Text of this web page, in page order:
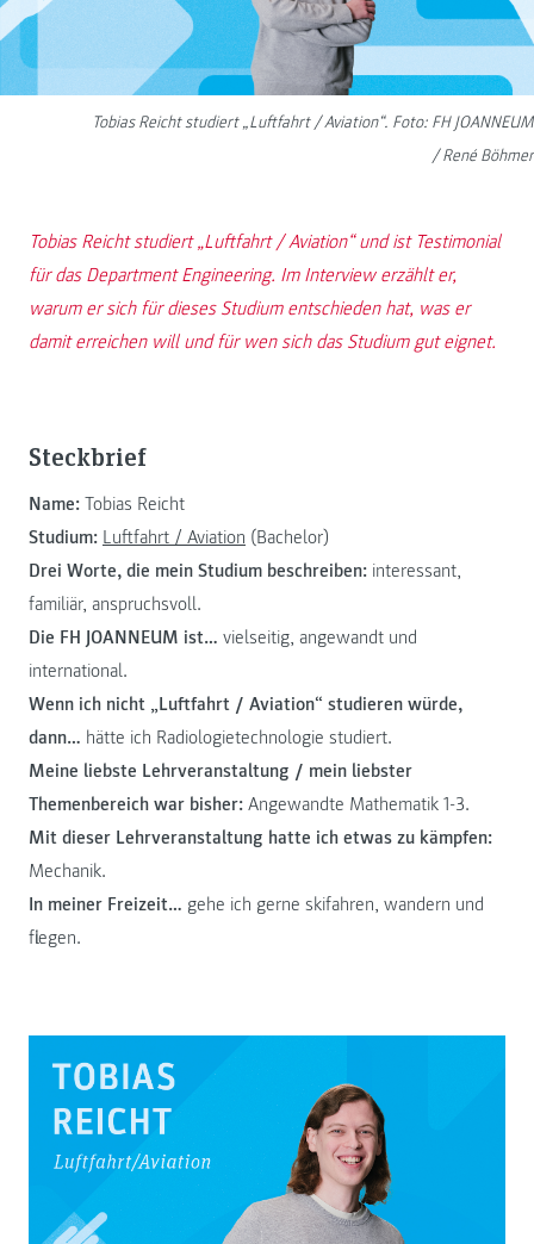
Tobias Reicht studiert „Luftfahrt / Aviation“. Foto: FH JOANNEUM
/ René Böhmer
Tobias Reicht studiert „Luftfahrt / Aviation“ und ist Testimonial
für das Department Engineering. Im Interview erzählt er,
warum er sich für dieses Studium entschieden hat, was er
damit erreichen will und für wen sich das Studium gut eignet.
Steckbrief
Name: Tobias Reicht
Studium: Luftfahrt / Aviation (Bachelor)
Drei Worte, die mein Studium beschreiben: interessant,
familiär, anspruchsvoll.
Die FH JOANNEUM ist… vielseitig, angewandt und
international.
Wenn ich nicht „Luftfahrt / Aviation“ studieren würde,
dann… hätte ich Radiologietechnologie studiert.
Meine liebste Lehrveranstaltung / mein liebster
Themenbereich war bisher: Angewandte Mathematik 1-3.
Mit dieser Lehrveranstaltung hatte ich etwas zu kämpfen:
Mechanik.
In meiner Freizeit… gehe ich gerne skifahren, wandern und
fliegen.